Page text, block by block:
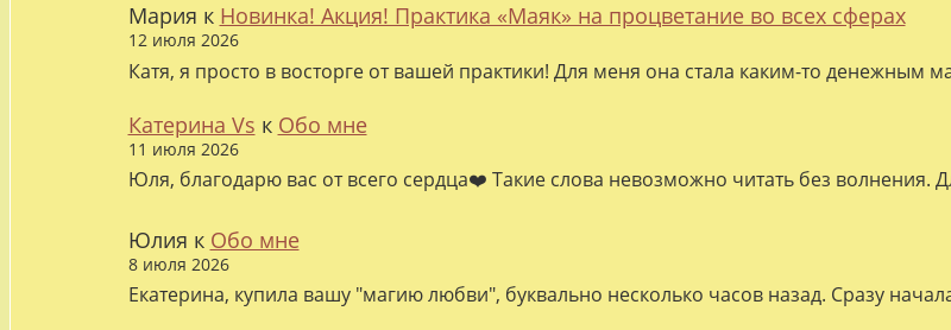
Мария к Новинка! Акция! Практика «Маяк» на процветание во всех сферах
12 июля 2026
Катя, я просто в восторге от вашей практики! Для меня она стала каким-то денежным
Катерина Vs к Обо мне
11 июля 2026
Юля, благодарю вас от всего сердца❤️ Такие слова невозможно читать без волнения.
Юлия к Обо мне
8 июля 2026
Екатерина, купила вашу "магию любви", буквально несколько часов назад. Сразу